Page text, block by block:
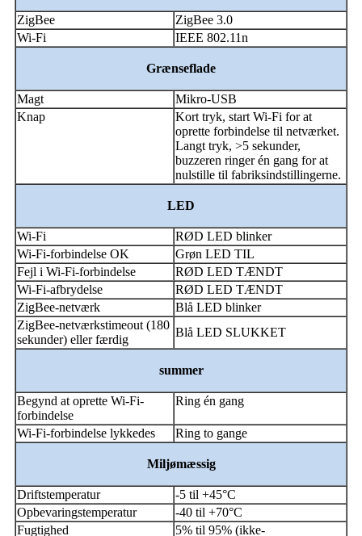
ZigBee
ZigBee 3.0
Wi-Fi
IEEE 802.11n
Grænseflade
Magt
Mikro-USB
Knap
Kort tryk, start Wi-Fi for at
oprette forbindelse til netværket.
Langt tryk, >5 sekunder,
buzzeren ringer én gang for at
nulstille til fabriksindstillingerne.
LED
Wi-Fi
RØD LED blinker
Wi-Fi-forbindelse OK
Grøn LED TIL
Fejl i Wi-Fi-forbindelse
RØD LED TÆNDT
Wi-Fi-afbrydelse
RØD LED TÆNDT
ZigBee-netværk
Blå LED blinker
ZigBee-netværkstimeout (180
sekunder) eller færdig
Blå LED SLUKKET
summer
Begynd at oprette Wi-Fi-
forbindelse
Ring én gang
Wi-Fi-forbindelse lykkedes Ring to gange
Miljømæssig
Driftstemperatur
-5 til +45°C
Opbevaringstemperatur
-40 til +70°C
Fugtighed
5% til 95% (ikke-